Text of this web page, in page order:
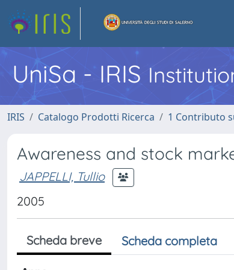
UniSa - IRIS
IRIS Catalogo Prodotti Ricerca 1 Contributo
Awareness and stock
JAPPELLI, Tullio
2005
Scheda breve Scheda completa